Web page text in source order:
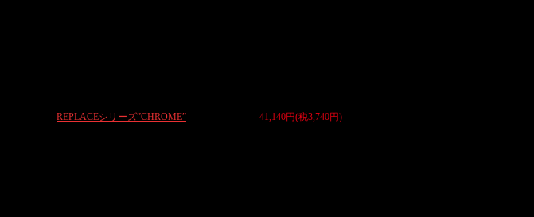
41,140円(税3,740円)
REPLACEシリーズ”CHROME”